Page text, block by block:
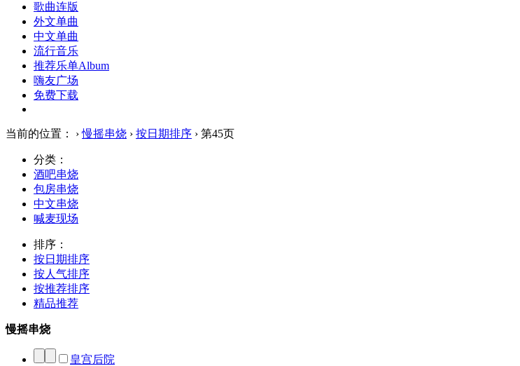
歌曲连版
外文单曲
中文单曲
流行音乐
推荐乐单Album
嗨友广场
免费下载
当前的位置： ›慢摇串烧 › 按日期排序 › 第45页
分类：
酒吧串烧
包房串烧
中文串烧
喊麦现场
排序：
按日期排序
按人气排序
按推荐排序
精品推荐
慢摇串烧
皇宫后院